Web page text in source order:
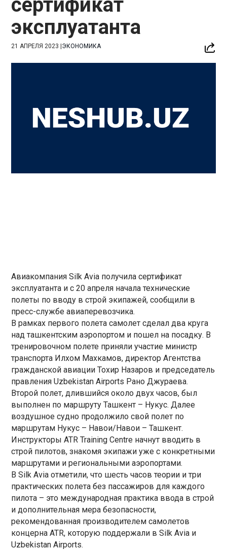
эксплуатанта
21 АПРЕЛЯ 2023 |ЭКОНОМИКА
Авиакомпания Silk Avia получила сертификат
эксплуатанта и с 20 апреля начала технические
полеты по вводу в строй экипажей, сообщили в
пресс-службе авиаперевозчика.
В рамках первого полета самолет сделал два круга
над ташкентским аэропортом и пошел на посадку. В
тренировочном полете приняли участие министр
транспорта Илхом Махкамов, директор Агентства
гражданской авиации Тохир Назаров и председатель
правления Uzbekistan Airports Рано Джураева.
Второй полет, длившийся около двух часов, был
выполнен по маршруту Ташкент – Нукус. Далее
воздушное судно продолжило свой полет по
маршрутам Нукус – Навои/Навои – Ташкент.
Инструкторы ATR Training Centre начнут вводить в
строй пилотов, знакомя экипажи уже с конкретными
маршрутами и региональными аэропортами.
В Silk Avia отметили, что шесть часов теории и три
практических полета без пассажиров для каждого
пилота – это международная практика ввода в строй
и дополнительная мера безопасности,
рекомендованная производителем самолетов
концерна ATR, которую поддержали в Silk Avia и
Uzbekistan Airports.